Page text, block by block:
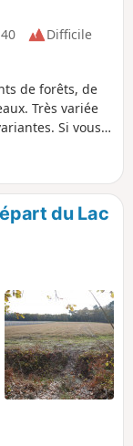
Difficile
de forêts, de
Très variée
Si vous
du Lac